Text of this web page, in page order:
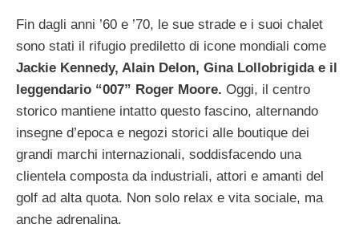
Fin dagli anni ’60 e ’70, le sue strade e i suoi chalet
sono stati il rifugio prediletto di icone mondiali come
Jackie Kennedy, Alain Delon, Gina Lollobrigida e il
leggendario “007” Roger Moore. Oggi, il centro
storico mantiene intatto questo fascino, alternando
insegne d’epoca e negozi storici alle boutique dei
grandi marchi internazionali, soddisfacendo una
clientela composta da industriali, attori e amanti del
golf ad alta quota. Non solo relax e vita sociale, ma
anche adrenalina.